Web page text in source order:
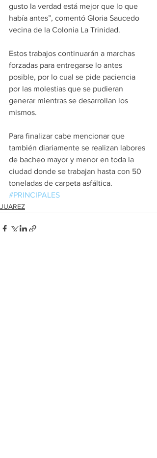
gusto la verdad está mejor que lo que
había antes”, comentó Gloria Saucedo
vecina de la Colonia La Trinidad.
Estos trabajos continuarán a marchas
forzadas para entregarse lo antes
posible, por lo cual se pide paciencia
por las molestias que se pudieran
generar mientras se desarrollan los
mismos.
Para finalizar cabe mencionar que
también diariamente se realizan labores
de bacheo mayor y menor en toda la
ciudad donde se trabajan hasta con 50
toneladas de carpeta asfáltica.
#PRINCIPALES
JUAREZ